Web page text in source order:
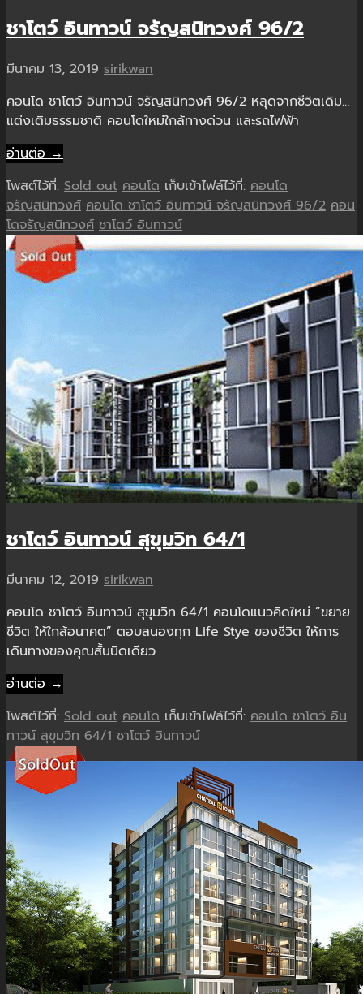
ชาโตว์ อินทาวน์ จรัญสนิทวงศ์ 96/2
มีนาคม 13, 2019 sirikwan
คอนโด ชาโตว์ อินทาวน์ จรัญสนิทวงศ์ 96/2 หลุดจากชีวิตเดิม…
แต่งเติมธรรมชาติ คอนโดใหม่ใกล้ทางด่วน และรถไฟฟ้า
อ่านต่อ →
โพสต์ไว้ที่: Sold out คอนโด เก็บเข้าไฟล์ไว้ที่: คอนโด
จรัญสนิทวงศ์ คอนโด ชาโตว์ อินทาวน์ จรัญสนิทวงศ์ 96/2 คอน
โดจรัญสนิทวงศ์ ชาโตว์ อินทาวน์
ชาโตว์ อินทาวน์ สุขุมวิท 64/1
มีนาคม 12, 2019 sirikwan
คอนโด ชาโตว์ อินทาวน์ สุขุมวิท 64/1 คอนโดแนวคิดใหม่ “ขยาย
ชีวิต ให้ใกล้อนาคต” ตอบสนองทุก Life Stye ของชีวิต ให้การ
เดินทางของคุณสั้นนิดเดียว
อ่านต่อ →
โพสต์ไว้ที่: Sold out คอนโด เก็บเข้าไฟล์ไว้ที่: คอนโด ชาโตว์ อิน
ทาวน์ สุขุมวิท 64/1 ชาโตว์ อินทาวน์